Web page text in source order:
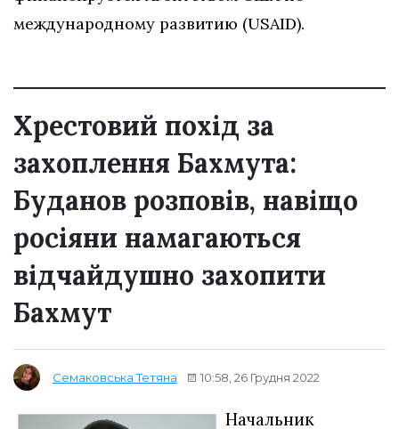
международному развитию (USAID).
Хрестовий похід за
захоплення Бахмута:
Буданов розповів, навіщо
росіяни намагаються
відчайдушно захопити
Бахмут
Семаковська Тетяна 10:58, 26 Грудня 2022
Начальник